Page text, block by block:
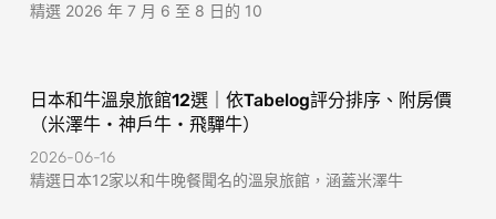
精選 2026 年 7 月 6 至 8 日的 10
日本和牛溫泉旅館12選｜依Tabelog評分排序、附房價
（米澤牛・神戶牛・飛驒牛）
2026-06-16
精選日本12家以和牛晚餐聞名的溫泉旅館，涵蓋米澤牛